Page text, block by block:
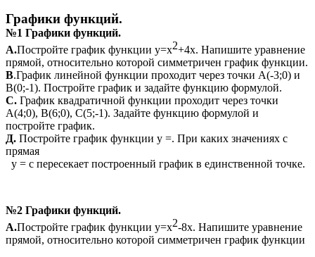
Графики функций.
№1 Графики функций.
А.Постройте график функции у=х2+4х. Напишите уравнение
прямой, относительно которой симметричен график функции.
В.График линейной функции проходит через точки А(-3;0) и
В(0;-1). Постройте график и задайте функцию формулой.
С. График квадратичной функции проходит через точки
А(4;0), В(6;0), С(5;-1). Задайте функцию формулой и
постройте график.
Д. Постройте график функции у =. При каких значениях с
прямая
у = с пересекает построенный график в единственной точке.
№2 Графики функций.
А.Постройте график функции у=х2-8х. Напишите уравнение
прямой, относительно которой симметричен график функции